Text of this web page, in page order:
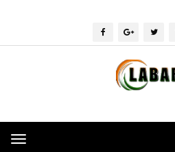
Toggle